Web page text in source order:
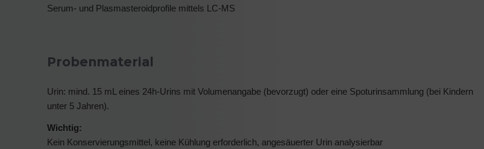
Serum- und Plasmasteroidprofile mittels LC-MS
Probenmaterial
Urin: mind. 15 mL eines 24h-Urins mit Volumenangabe (bevorzugt) oder eine Spoturinsammlung (bei Kindern
unter 5 Jahren).
Wichtig:
Kein Konservierungsmittel, keine Kühlung erforderlich, angesäuerter Urin analysierbar